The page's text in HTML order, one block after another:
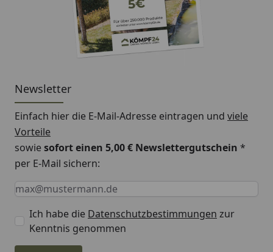
Newsletter
Einfach hier die E-Mail-Adresse eintragen und viele
Vorteile
sowiesofort einen 5,00 € Newslettergutschein *
per E-Mail sichern:
Keine Eingabe erforderlich
Eingabe erforderlich
E-Mail *
Ich habe die Datenschutzbestimmungen zur
Kenntnis genommen